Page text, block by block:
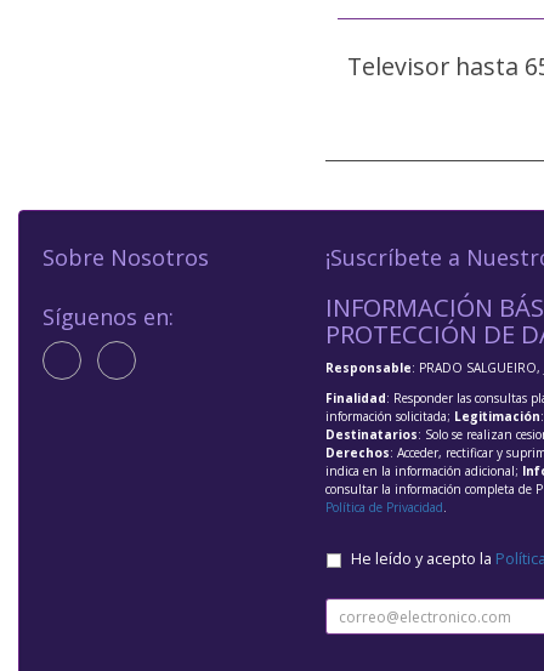
Televisor hasta
Sobre Nosotros
Síguenos en:
¡Suscríbete a
INFORMACIÓN
PROTECCIÓN DE
Responsable: PRADO SALGUEIRO,
Finalidad: Responder las consultas
información solicitada; Legitimación
Destinatarios: Solo se realizan
Derechos: Acceder, rectificar y
indica en la información adicional;
consultar la información completa de
Política de Privacidad.
He leído y acepto la